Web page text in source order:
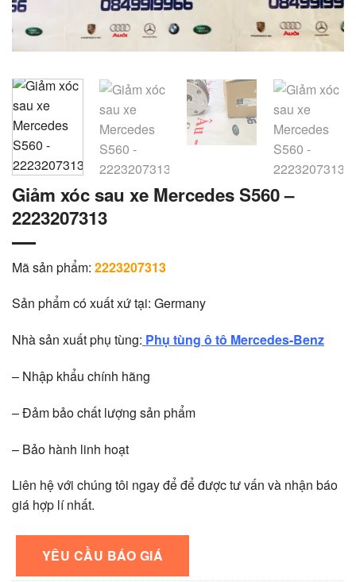
Giảm xóc sau xe Mercedes S560 –
2223207313
Mã sản phẩm: 2223207313
Sản phẩm có xuất xứ tại: Germany
Nhà sản xuất phụ tùng: Phụ tùng ô tô Mercedes-Benz
– Nhập khẩu chính hãng
– Đảm bảo chất lượng sản phẩm
– Bảo hành linh hoạt
Liên hệ với chúng tôi ngay để để được tư vấn và nhận báo
giá hợp lí nhất.
YÊU CẦU BÁO GIÁ